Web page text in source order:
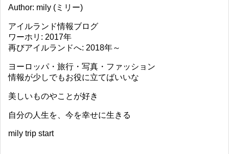
Author: mily (ミリー)
アイルランド情報ブログ
ワーホリ: 2017年
再びアイルランドへ: 2018年～
ヨーロッパ・旅行・写真・ファッション
情報が少しでもお役に立てばいいな
美しいものやことが好き
自分の人生を、今を幸せに生きる
mily trip start